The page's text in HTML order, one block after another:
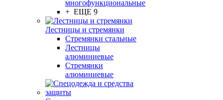
многофункциональные
+ ЕЩЕ 9
Лестницы и стремянки
Стремянки стальные
Лестницы
алюминиевые
Стремянки
алюминиевые